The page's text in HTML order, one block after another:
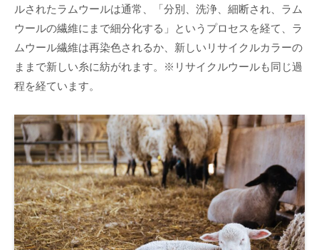
ルされたラムウールは通常、「分別、洗浄、細断され、ラム
ウールの繊維にまで細分化する」というプロセスを経て、ラ
ムウール繊維は再染色されるか、新しいリサイクルカラーの
ままで新しい糸に紡がれます。※リサイクルウールも同じ過
程を経ています。